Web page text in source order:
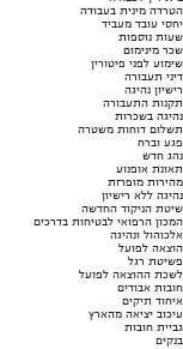
הטרדה מינית בעבודה
יחסי עובד מעביד
שעות נוספות
שכר מינימום
שימוע לפני פיטורין
דיני תעבורה
רישיון נהיגה
תקנות התעבורה
נהיגה בשכרות
תשלום דוחות משטרה
פגע וברח
נהג חדש
תאונת אופנוע
מהירות מופרזת
נהיגה ללא רישיון
שיטת הניקוד החדשה
המכון הרפואי לבטיחות בדרכים
אלכוהול ונהיגה
הוצאה לפועל
פשיטת רגל
לשכת ההוצאה לפועל
חובות אבודים
איחוד תיקים
עיכוב יציאה מהארץ
גביית חובות
בנקים